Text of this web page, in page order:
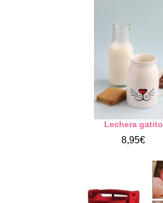
Lechera gatito
8,95€